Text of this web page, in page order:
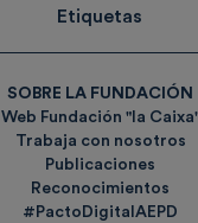
Etiquetas
SOBRE LA FUNDACIÓN
Web Fundación "la
Trabaja con nosotros
Publicaciones
Reconocimientos
#PactoDigitalAEPD